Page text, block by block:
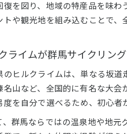
復を図り、地域の特産品を味
トや観光地を組み込むことで、
ライムが群馬サイクリン
のヒルクライムは、単なる坂
名山など、全国的に有名な大
度を自分で選べるため、初心者
、群馬ならではの温泉地や地